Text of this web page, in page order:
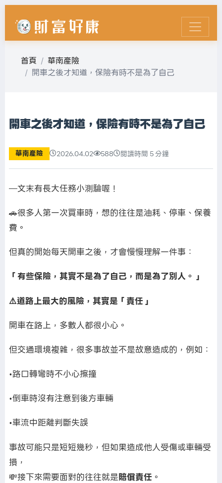
首頁
華南產險
開車之後才知道，保險有時不是為了自己
開車之後才知道，保險有時不是為了自己
華南產險 2026.04.02 588 閱讀時間 5 分鐘
—文末有長大任務小測驗喔！
🚗很多人第一次買車時，想的往往是油耗、停車、保養
費。
但真的開始每天開車之後，才會慢慢理解一件事：
「有些保險，其實不是為了自己，而是為了別人。」
⚠️道路上最大的風險，其實是「責任」
開車在路上，多數人都很小心。
但交通環境複雜，很多事故並不是故意造成的，例如：
•路口轉彎時不小心擦撞
•倒車時沒有注意到後方車輛
•車流中距離判斷失誤
事故可能只是短短幾秒，但如果造成他人受傷或車輛受
損，
💸接下來需要面對的往往就是賠償責任 。